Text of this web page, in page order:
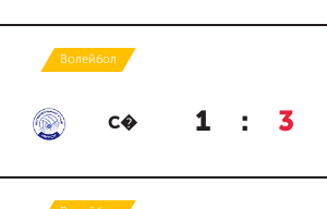
Волейбол
С� 1 : 3